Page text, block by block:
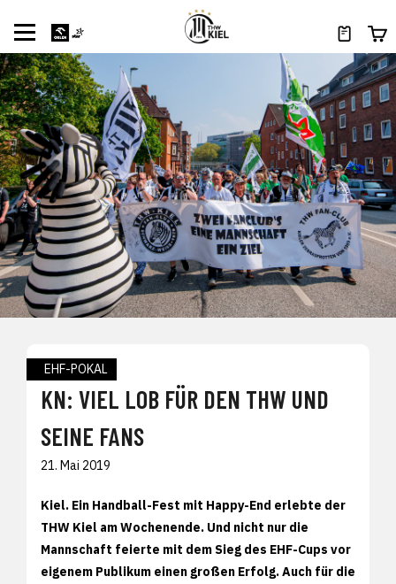
EHF-POKAL
KN: VIEL LOB FÜR DEN THW UND
SEINE FANS
21. Mai 2019
Kiel. Ein Handball-Fest mit Happy-End erlebte der
THW Kiel am Wochenende. Und nicht nur die
Mannschaft feierte mit dem Sieg des EHF-Cups vor
eigenem Publikum einen großen Erfolg. Auch für die